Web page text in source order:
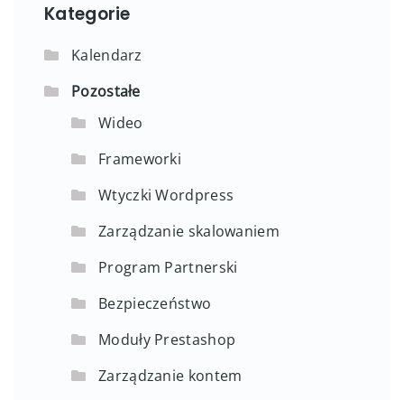
Kategorie
Kalendarz
Pozostałe
Wideo
Frameworki
Wtyczki Wordpress
Zarządzanie skalowaniem
Program Partnerski
Bezpieczeństwo
Moduły Prestashop
Zarządzanie kontem